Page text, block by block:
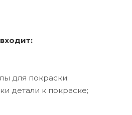
для покраски;
детали к покраске;